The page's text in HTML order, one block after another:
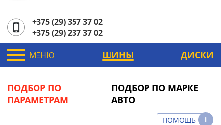
+375 (29) 357 37 02
+375 (29) 237 37 02
МЕНЮ ШИНЫ ДИСКИ
ПОДБОР ПО
ПАРАМЕТРАМ
ПОДБОР ПО МАРКЕ
АВТО
ПОМОЩЬ